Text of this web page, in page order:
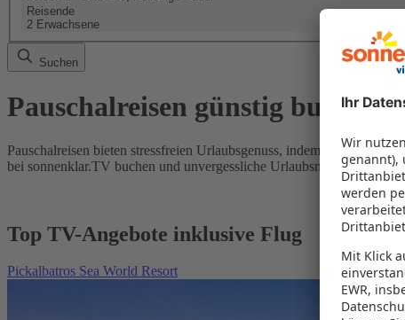
Reisende
2 Erwachsene
Suchen
Pauschalreisen günstig buchen
Pauschalreisen bieten stressfreien Urlaubsgenuss, indem Flug und
bei sonnenklar.TV buchen und unvergessliche Urlaubsmomente
Top TV-Angebote inklusive Flug
Pickalbatros Sea World Resort